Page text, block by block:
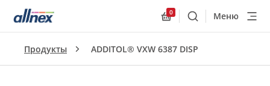
0
ПоискМеню
Продукты ADDITOL® VXW 6387 DISP